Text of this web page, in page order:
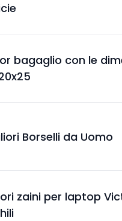
bagaglio con le
Borselli da Uomo
zaini per laptop